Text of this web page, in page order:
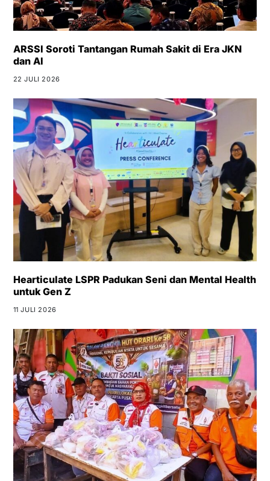
ARSSI Soroti Tantangan Rumah Sakit di Era JKN
dan AI
22 JULI 2026
Hearticulate LSPR Padukan Seni dan Mental Health
untuk Gen Z
11 JULI 2026